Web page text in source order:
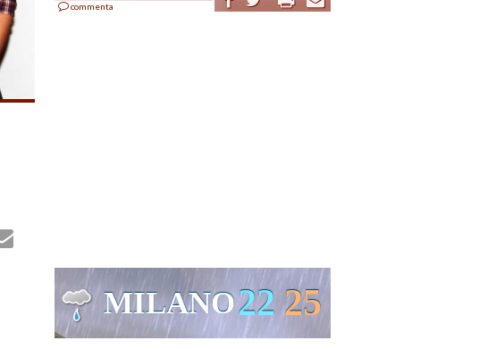
commenta
VENEZIA23 26